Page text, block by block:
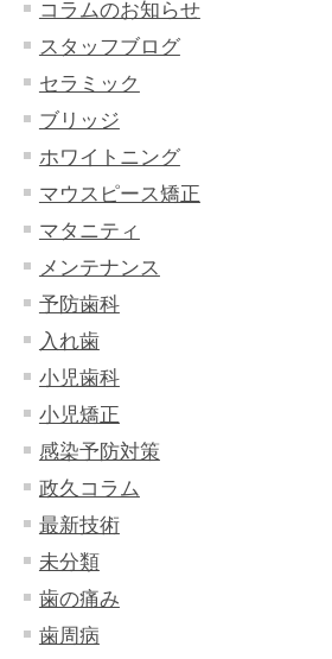
コラムのお知らせ
スタッフブログ
セラミック
ブリッジ
ホワイトニング
マウスピース矯正
マタニティ
メンテナンス
予防歯科
入れ歯
小児歯科
小児矯正
感染予防対策
政久コラム
最新技術
未分類
歯の痛み
歯周病